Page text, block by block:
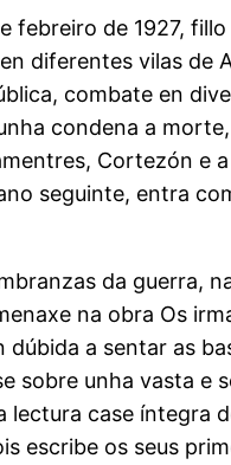
febreiro de 1927,
diferentes vilas
combate en
condena a
Cortezón e
seguinte, entra
da guerra,
na obra Os
a sentar as
sobre unha vasta
lectura case íntegra
escribe os seus